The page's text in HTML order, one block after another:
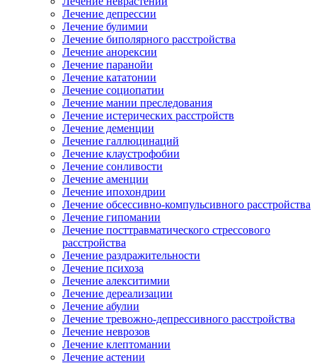
Лечение депрессии
Лечение булимии
Лечение биполярного расстройства
Лечение анорексии
Лечение паранойи
Лечение кататонии
Лечение социопатии
Лечение мании преследования
Лечение истерических расстройств
Лечение деменции
Лечение галлюцинаций
Лечение клаустрофобии
Лечение сонливости
Лечение аменции
Лечение ипохондрии
Лечение обсессивно-компульсивного расстройства
Лечение гипомании
Лечение посттравматического стрессового
расстройства
Лечение раздражительности
Лечение психоза
Лечение алекситимии
Лечение дереализации
Лечение абулии
Лечение тревожно-депрессивного расстройства
Лечение неврозов
Лечение клептомании
Лечение астении